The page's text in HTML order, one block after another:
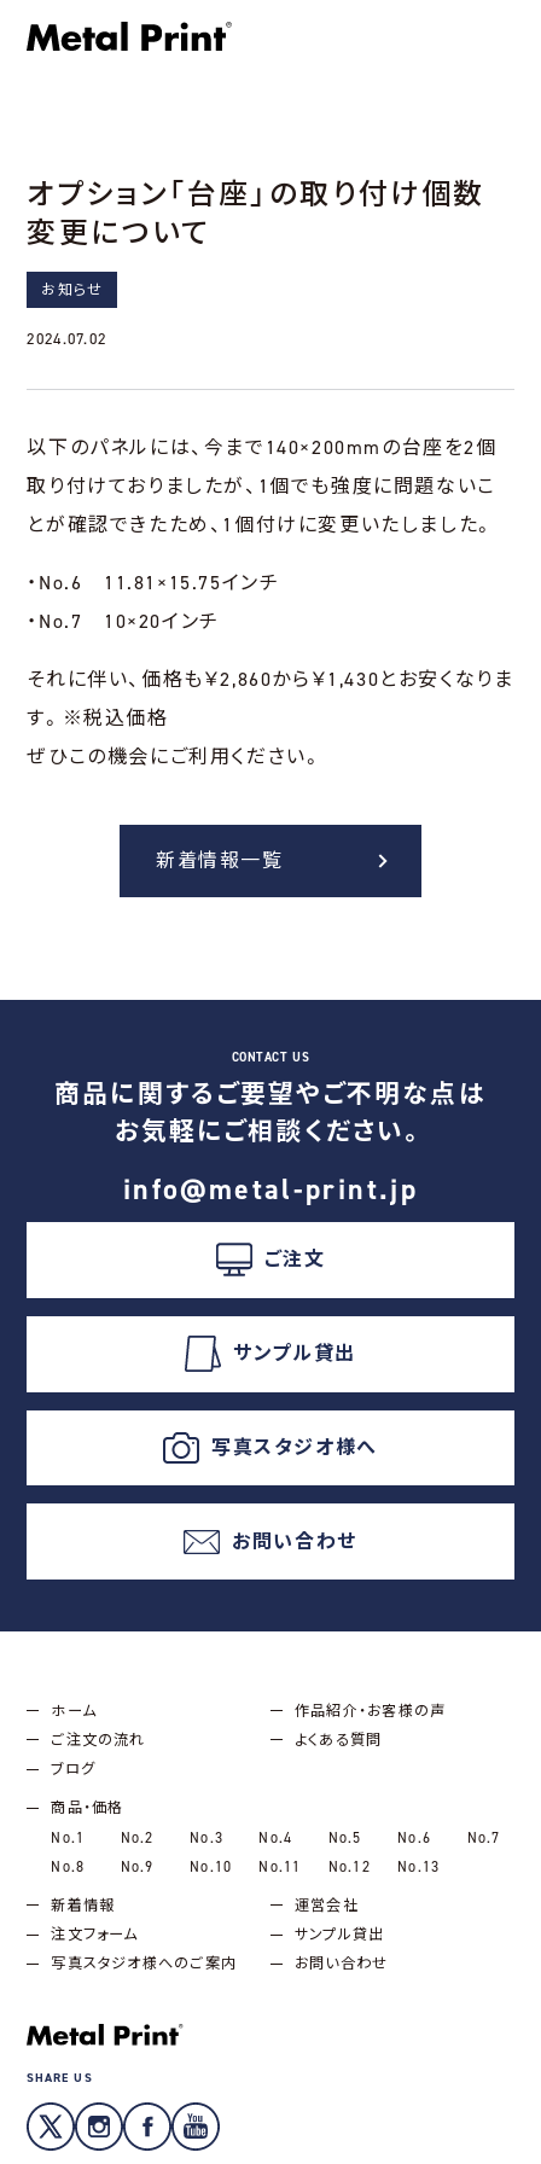
オプション「台座」の取り付け個数
変更について
お知らせ
2024.07.02
以下のパネルには、今まで140×200mmの台座を2個
取り付けておりましたが、1個でも強度に問題ないこ
とが確認できたため、1個付けに変更いたしました。
・No.6 11.81×15.75インチ
・No.7 10×20インチ
それに伴い、価格も￥2,860から￥1,430とお安くなりま
す。※税込価格
ぜひこの機会にご利用ください。
新着情報一覧
商品に関するご要望やご不明な点は
お気軽にご相談ください。
info@metal-print.jp
ご注文
サンプル貸出
写真スタジオ様へ
お問い合わせ
ホーム
作品紹介・お客様の声
ご注文の流れ
よくある質問
ブログ
商品・価格
No.1
No.2 No.3 No.4 No.5 No.6
No.7
No.8
No.9 No.10 No.11 No.12 No.13
新着情報
運営会社
注文フォーム
サンプル貸出
写真スタジオ様へのご案内
お問い合わせ
SHARE US